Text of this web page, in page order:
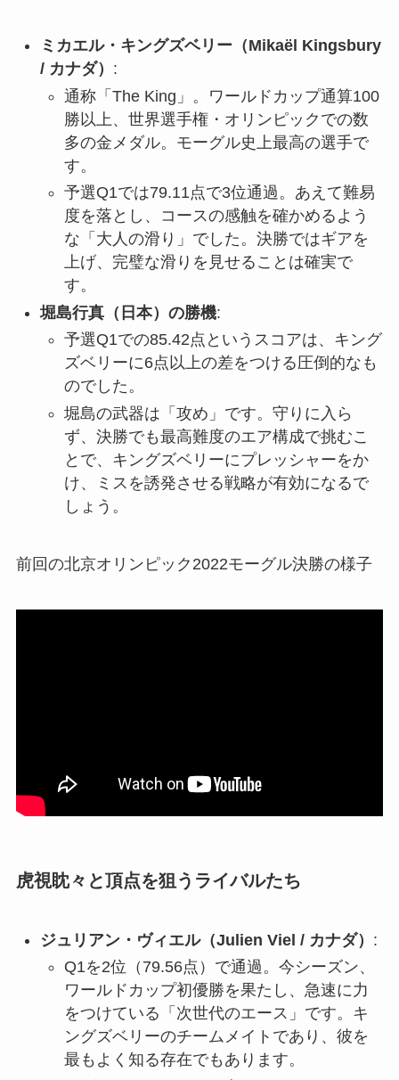
ミカエル・キングズベリー（Mikaël Kingsbury
/ カナダ） :
通称「The King」。ワールドカップ通算100
勝以上、世界選手権・オリンピックでの数
多の金メダル。モーグル史上最高の選手で
す。
予選Q1では79.11点で3位通過。あえて難易
度を落とし、コースの感触を確かめるよう
な「大人の滑り」でした。決勝ではギアを
上げ、完璧な滑りを見せることは確実で
す。
堀島行真（日本）の勝機:
予選Q1での85.42点というスコアは、キング
ズベリーに6点以上の差をつける圧倒的なも
のでした。
堀島の武器は「攻め」です。守りに入ら
ず、決勝でも最高難度のエア構成で挑むこ
とで、キングズベリーにプレッシャーをか
け、ミスを誘発させる戦略が有効になるで
しょう。
前回の北京オリンピック2022モーグル決勝の様子
虎視眈々と頂点を狙うライバルたち
ジュリアン・ヴィエル（Julien Viel / カナダ） :
Q1を2位（79.56点）で通過。今シーズン、
ワールドカップ初優勝を果たし、急速に力
をつけている「次世代のエース」です。キ
ングズベリーのチームメイトであり、彼を
最もよく知る存在でもあります。